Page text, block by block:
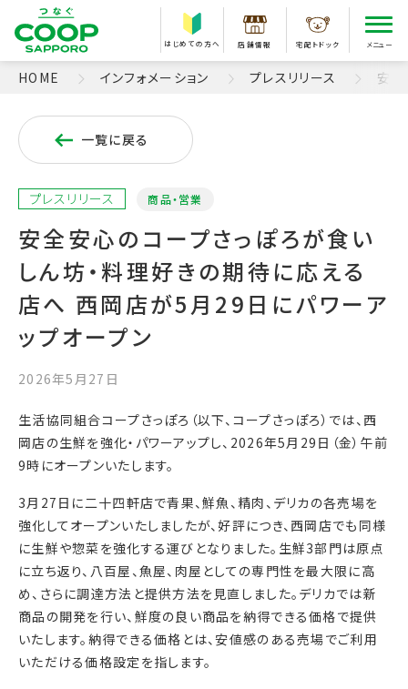
はじめての方へ 店舗情報 宅配トドック メニュー
HOME インフォメーション プレスリリース 安全
一覧に戻る
プレスリリース 商品・営業
安全安心のコープさっぽろが食い
しん坊・料理好きの期待に応える
店へ 西岡店が5月29日にパワーア
ップオープン
2026年5月27日
生活協同組合コープさっぽろ（以下、コープさっぽろ）では、西
岡店の生鮮を強化・パワーアップし、2026年5月29日（金）午前
9時にオープンいたします。
3月27日に二十四軒店で青果、鮮魚、精肉、デリカの各売場を
強化してオープンいたしましたが、好評につき、西岡店でも同様
に生鮮や惣菜を強化する運びとなりました。生鮮3部門は原点
に立ち返り、八百屋、魚屋、肉屋としての専門性を最大限に高
め、さらに調達方法と提供方法を見直しました。デリカでは新
商品の開発を行い、鮮度の良い商品を納得できる価格で提供
いたします。納得できる価格とは、安値感のある売場でご利用
いただける価格設定を指します。